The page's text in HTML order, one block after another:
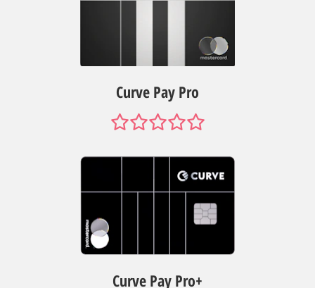
Curve Pay Pro
Curve Pay Pro+